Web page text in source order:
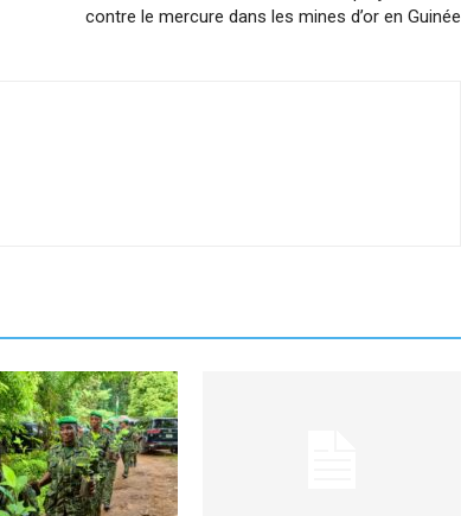
contre le mercure dans les mines d’or en Guinée